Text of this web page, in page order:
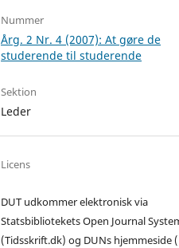
Nummer
Årg. 2 Nr. 4 (2007): At gøre de
studerende til studerende
Sektion
Leder
Licens
DUT udkommer elektronisk via
Statsbibliotekets Open Journal
(Tidsskrift.dk) og DUNs hjemmeside